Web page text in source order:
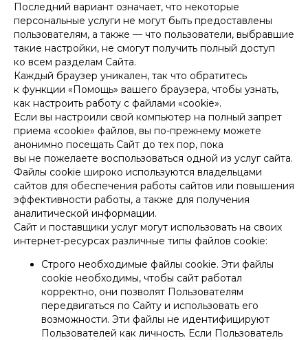
Последний вариант означает, что некоторые
персональные услуги не могут быть предоставлены
пользователям, а также — что пользователи, выбравшие
такие настройки, не смогут получить полный доступ
ко всем разделам Сайта.
Каждый браузер уникален, так что обратитесь
к функции «Помощь» вашего браузера, чтобы узнать,
как настроить работу с файлами «cookie».
Если вы настроили свой компьютер на полный запрет
приема «cookie» файлов, вы по-прежнему можете
анонимно посещать Сайт до тех пор, пока
вы не пожелаете воспользоваться одной из услуг сайта.
Файлы cookie широко используются владельцами
сайтов для обеспечения работы сайтов или повышения
эффективности работы, а также для получения
аналитической информации.
Сайт и поставщики услуг могут использовать на своих
интернет-ресурсах различные типы файлов cookie:
Строго необходимые файлы cookie. Эти файлы
cookie необходимы, чтобы сайт работал
корректно, они позволят Пользователям
передвигаться по Сайту и использовать его
возможности. Эти файлы не идентифицируют
Пользователей как личность. Если Пользователь